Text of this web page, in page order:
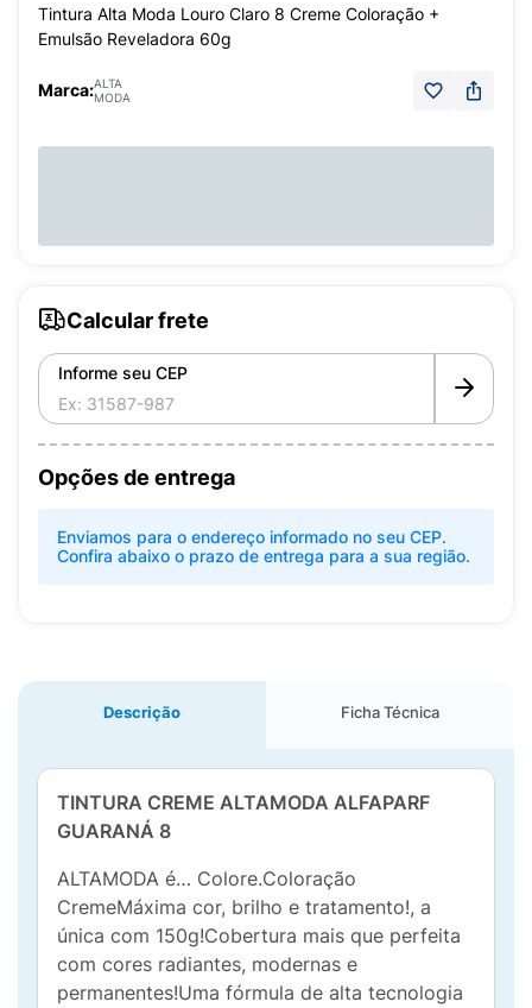
Tintura Alta Moda Louro Claro 8 Creme Coloração +
Emulsão Reveladora 60g
Marca:ALTA
MODA
Calcular frete
Informe seu CEP
Opções de entrega
Enviamos para o endereço informado no seu CEP.
Confira abaixo o prazo de entrega para a sua região.
Descrição Ficha Técnica
TINTURA CREME ALTAMODA ALFAPARF
GUARANÁ 8
ALTAMODA é… Colore.Coloração
CremeMáxima cor, brilho e tratamento!, a
única com 150g!Cobertura mais que perfeita
com cores radiantes, modernas e
permanentes!Uma fórmula de alta tecnologia